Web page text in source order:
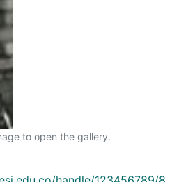
to open the gallery.